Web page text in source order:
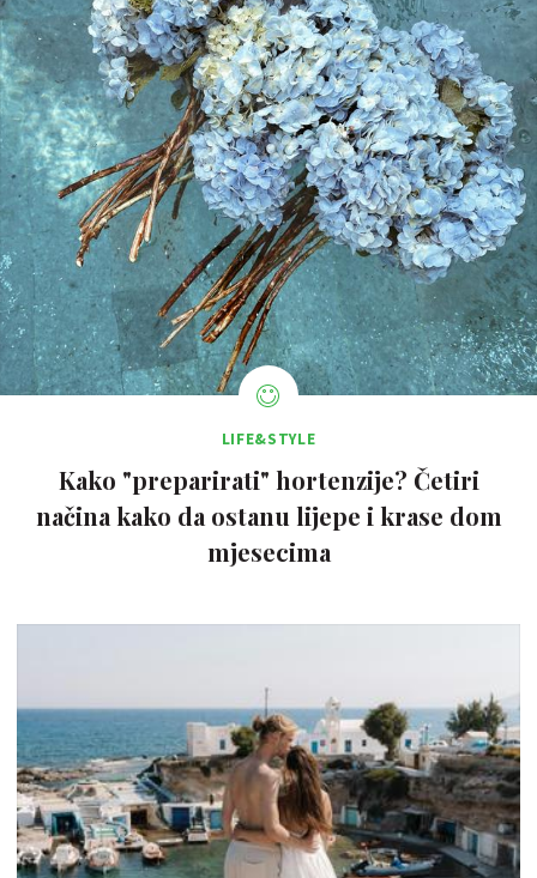
LIFE&STYLE
Kako "preparirati" hortenzije? Četiri
načina kako da ostanu lijepe i krase dom
mjesecima